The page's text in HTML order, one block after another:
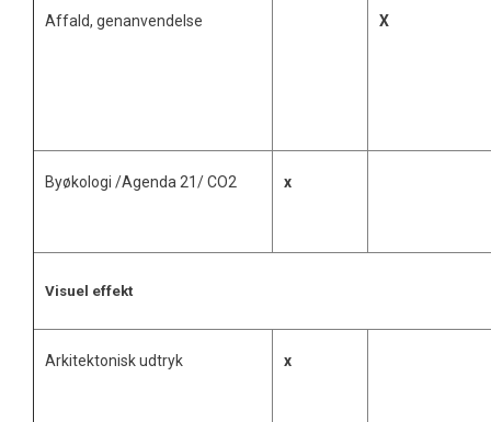
Affald, genanvendelse X
Byøkologi /Agenda 21/ CO2 x
Visuel effekt
Arkitektonisk udtryk x